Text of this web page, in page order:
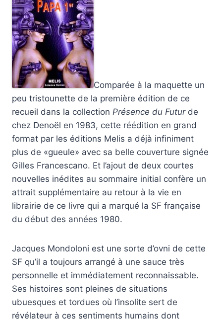
Comparée à la maquette un
peu tristounette de la première édition de ce
recueil dans la collection Présence du Futurde
chez Denoël en 1983, cette réédition en grand
format par les éditions Melis a déjà infiniment
plus de «gueule» avec sa belle couverture signée
Gilles Francescano. Et l’ajout de deux courtes
nouvelles inédites au sommaire initial confère un
attrait supplémentaire au retour à la vie en
librairie de ce livre qui a marqué la SF française
du début des années 1980.
Jacques Mondoloni est une sorte d’ovni de cette
SF qu’il a toujours arrangé à une sauce très
personnelle et immédiatement reconnaissable.
Ses histoires sont pleines de situations
ubuesques et tordues où l’insolite sert de
révélateur à ces sentiments humains dont